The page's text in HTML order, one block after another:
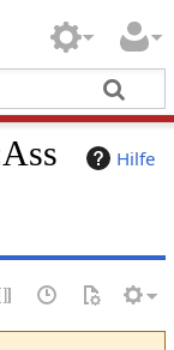
Hilfe